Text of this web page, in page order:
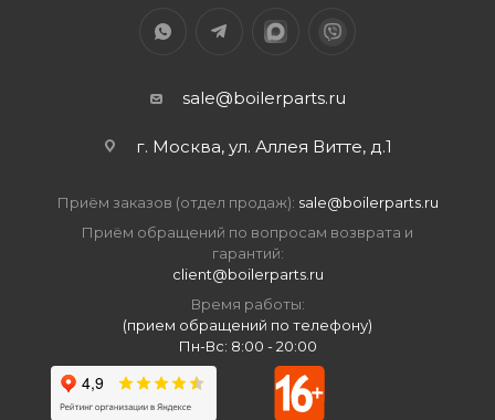
sale@boilerparts.ru
г. Москва, ул. Аллея Витте, д.1
Приём заказов (отдел продаж): sale@boilerparts.ru
Приём обращений по вопросам возврата и
гарантий:
client@boilerparts.ru
Время работы:
(прием обращений по телефону)
Пн-Вс: 8:00 - 20:00